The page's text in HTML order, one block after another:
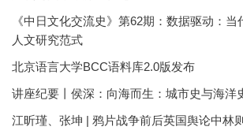
《中日文化交流史》第62期：数据驱动：
人文研究范式
北京语言大学BCC语料库2.0版发布
讲座纪要丨侯深：向海而生：城市史与海洋
江昕瑾、张坤 | 鸦片战争前后英国舆论中林